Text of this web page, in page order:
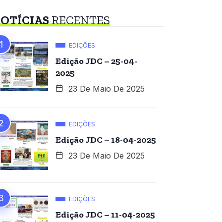
RECENTES
EDIÇÕES
Edição JDC – 25-04-
2025
23 De Maio De 2025
EDIÇÕES
Edição JDC – 18-04-2025
23 De Maio De 2025
EDIÇÕES
Edição JDC – 11-04-2025